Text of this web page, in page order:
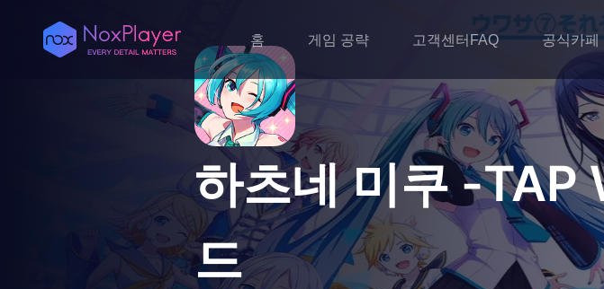
홈 게임 공략 고객센터FAQ 공식카페
하츠네 미쿠 -TAP
드